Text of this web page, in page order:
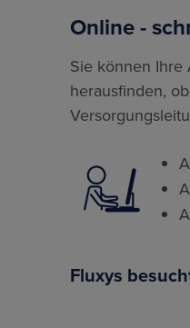
Online -
Sie können Ihre
herausfinden,
Fluxys